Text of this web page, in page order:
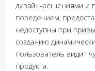
дизайн-решениями и
поведением,
недоступны при
созданию
пользователь видит
продукта.